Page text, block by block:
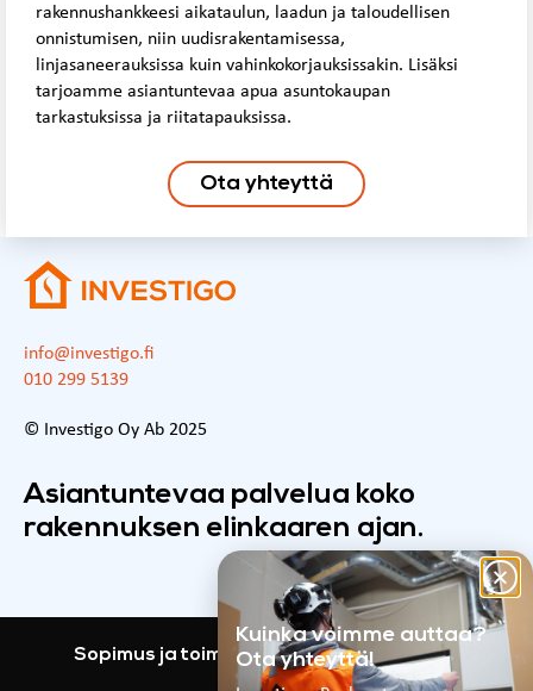
rakennushankkeesi aikataulun, laadun ja taloudellisen
onnistumisen, niin uudisrakentamisessa,
linjasaneerauksissa kuin vahinkokorjauksissakin. Lisäksi
tarjoamme asiantuntevaa apua asuntokaupan
tarkastuksissa ja riitatapauksissa.
Ota yhteyttä
info@investigo.fi
010 299 5139
© Investigo Oy Ab 2025
Asiantuntevaa palvelua koko
rakennuksen elinkaaren ajan.
Sopimus ja toimitusehdotInvestigo GDPR
Kuinka voimme auttaa?
Ota yhteyttä!